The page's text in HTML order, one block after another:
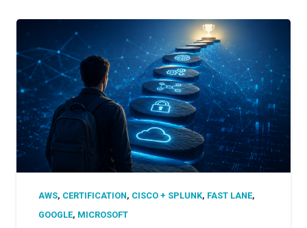
AWS, CERTIFICATION, CISCO + SPLUNK, FAST LANE,
GOOGLE, MICROSOFT